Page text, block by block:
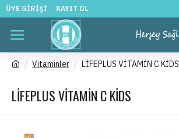
ÜYE GIRIŞI KAYIT OL
Vitaminler LİFEPLUS VİTAMİN C KİDS
LİFEPLUS VİTAMİN C KİDS